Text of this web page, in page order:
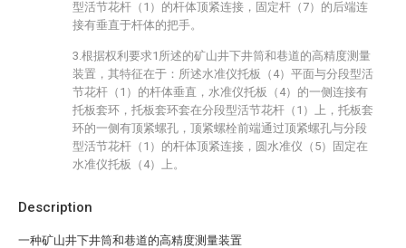
Description
一种矿山井下井筒和巷道的高精度测量装置
型活节花杆（1）的杆体顶紧连接，固定杆（7）的后端连
接有垂直于杆体的把手。
3.根据权利要求1所述的矿山井下井筒和巷道的高精度测量
装置，其特征在于：所述水准仪托板（4）平面与分段型活
节花杆（1）的杆体垂直，水准仪托板（4）的一侧连接有
托板套环，托板套环套在分段型活节花杆（1）上，托板套
环的一侧有顶紧螺孔，顶紧螺栓前端通过顶紧螺孔与分段
型活节花杆（1）的杆体顶紧连接，圆水准仪（5）固定在
水准仪托板（4）上。